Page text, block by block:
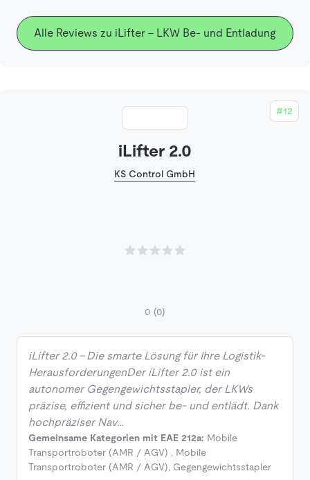
Alle Reviews zu iLifter - LKW Be- und Entladung
#12
iLifter 2.0
KS Control GmbH
0 (0)
iLifter 2.0 – Die smarte Lösung für Ihre Logistik-
HerausforderungenDer iLifter 2.0 ist ein
autonomer Gegengewichtsstapler, der LKWs
präzise, effizient und sicher be- und entlädt. Dank
hochpräziser Nav…
Gemeinsame Kategorien mit EAE 212a: Mobile
Transportroboter (AMR / AGV) , Mobile
Transportroboter (AMR / AGV), Gegengewichtsstapler